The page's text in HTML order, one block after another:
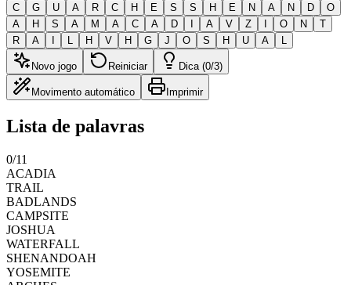
C
G U A R C H E S S H E N A N D
O
A
H S A M A C A D I A V Z I O N
T
R
A I L H V H G J O S H U A L
Novo jogo Reiniciar Dica (0/3)
Movimento automático Imprimir
Lista de palavras
0/11
ACADIA
TRAIL
BADLANDS
CAMPSITE
JOSHUA
WATERFALL
SHENANDOAH
YOSEMITE